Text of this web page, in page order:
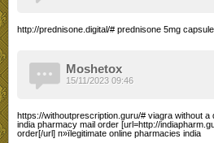
http://prednisone.digital/# prednisone 5mg
Moshetox
https://withoutprescription.guru/# viagra without a
india pharmacy mail order [url=http://
order[/url] п»їlegitimate online pharmacies india
15/11/2023 09:46